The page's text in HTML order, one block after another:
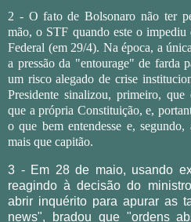
2 - O fato de Bolsonaro não ter
mão, o STF quando este o
Federal (em 29/4). Na época, a
a pressão da "entourage" de farda
um risco alegado de crise
Presidente sinalizou, primeiro,
que a própria Constituição, e,
o que bem entendesse e,
mais que capitão.
3 - Em 28 de maio, usando
reagindo à decisão do
abrir inquérito para apurar as
news", bradou que "ordens